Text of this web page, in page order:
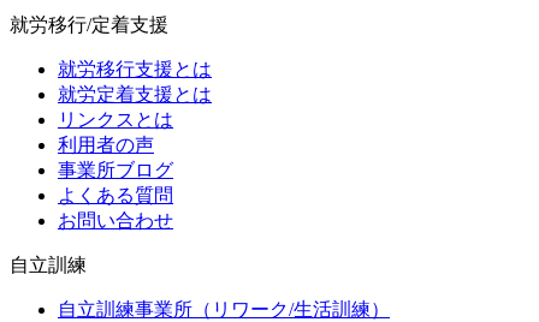
就労移行/定着支援
就労移行支援とは
就労定着支援とは
リンクスとは
利用者の声
事業所ブログ
よくある質問
お問い合わせ
自立訓練
自立訓練事業所（リワーク/生活訓練）